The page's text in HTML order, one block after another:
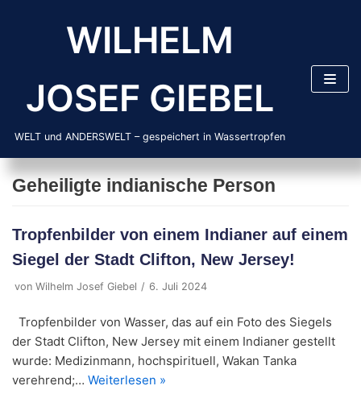
WILHELM
JOSEF GIEBEL
WELT und ANDERSWELT – gespeichert in Wassertropfen
Geheiligte indianische Person
Tropfenbilder von einem Indianer auf einem
Siegel der Stadt Clifton, New Jersey!
von Wilhelm Josef Giebel 6. Juli 2024
Tropfenbilder von Wasser, das auf ein Foto des Siegels
der Stadt Clifton, New Jersey mit einem Indianer gestellt
wurde: Medizinmann, hochspirituell, Wakan Tanka
verehrend;… Weiterlesen »